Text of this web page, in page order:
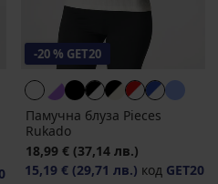
цена
-20 % GET20
Памучна блуза Pieces
Rukado
18,99 € (37,14 лв.)
15,19 € (29,71 лв.) код GET20